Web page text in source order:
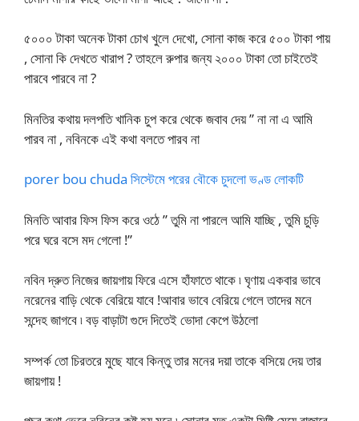
৫০০০ টাকা অনেক টাকা চোখ খুলে দেখো, সোনা কাজ করে ৫০০ টাকা পায়
, সোনা কি দেখতে খারাপ ? তাহলে রুপার জন্য ২০০০ টাকা তো চাইতেই
পারবে পারবে না ?
মিনতির কথায় দলপতি খানিক চুপ করে থেকে জবাব দেয় ” না না এ আমি
পারব না , নবিনকে এই কথা বলতে পারব না
porer bou chuda সিস্টেমে পরের বৌকে চুদলো ভণ্ড লোকটি
মিনতি আবার ফিস ফিস করে ওঠে ” তুমি না পারলে আমি যাচ্ছি , তুমি চুড়ি
পরে ঘরে বসে মদ গেলো !”
নবিন দ্রুত নিজের জায়গায় ফিরে এসে হাঁফাতে থাকে ৷ ঘৃণায় একবার ভাবে
নরেনের বাড়ি থেকে বেরিয়ে যাবে !আবার ভাবে বেরিয়ে গেলে তাদের মনে
সন্দেহ জাগবে ৷ বড় বাড়াটা গুদে দিতেই ভোদা কেপে উঠলো
সম্পর্ক তো চিরতরে মুছে যাবে কিন্তু তার মনের দয়া তাকে বসিয়ে দেয় তার
জায়গায় !